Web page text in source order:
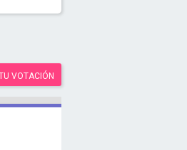
VOTACIÓN